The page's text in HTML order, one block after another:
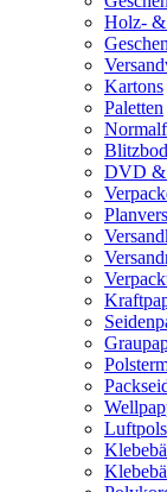
Holz-
Kartons
Paletten
DVD &